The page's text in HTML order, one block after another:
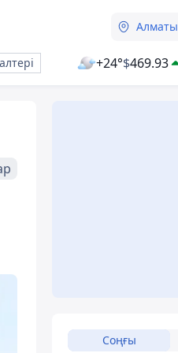
Алматы
+24°$469.93
Соңғы